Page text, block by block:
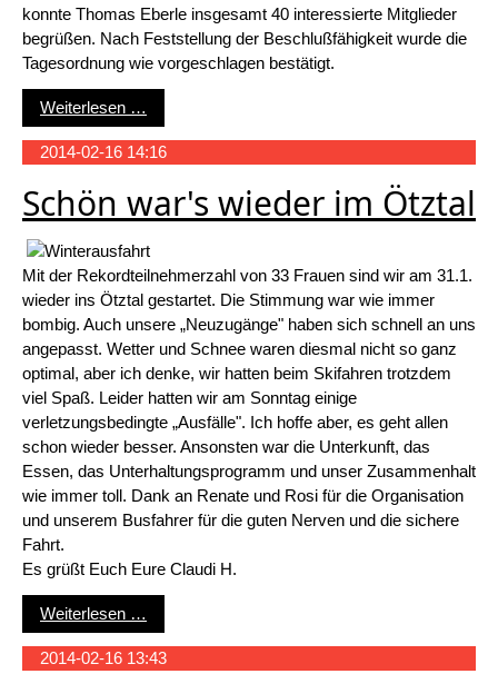
konnte Thomas Eberle insgesamt 40 interessierte Mitglieder
begrüßen. Nach Feststellung der Beschlußfähigkeit wurde die
Tagesordnung wie vorgeschlagen bestätigt.
Weiterlesen …
2014-02-16 14:16
Schön war's wieder im Ötztal
Mit der Rekordteilnehmerzahl von 33 Frauen sind wir am 31.1.
wieder ins Ötztal gestartet. Die Stimmung war wie immer
bombig. Auch unsere „Neuzugänge" haben sich schnell an uns
angepasst. Wetter und Schnee waren diesmal nicht so ganz
optimal, aber ich denke, wir hatten beim Skifahren trotzdem
viel Spaß. Leider hatten wir am Sonntag einige
verletzungsbedingte „Ausfälle". Ich hoffe aber, es geht allen
schon wieder besser. Ansonsten war die Unterkunft, das
Essen, das Unterhaltungsprogramm und unser Zusammenhalt
wie immer toll. Dank an Renate und Rosi für die Organisation
und unserem Busfahrer für die guten Nerven und die sichere
Fahrt.
Es grüßt Euch Eure Claudi H.
Weiterlesen …
2014-02-16 13:43